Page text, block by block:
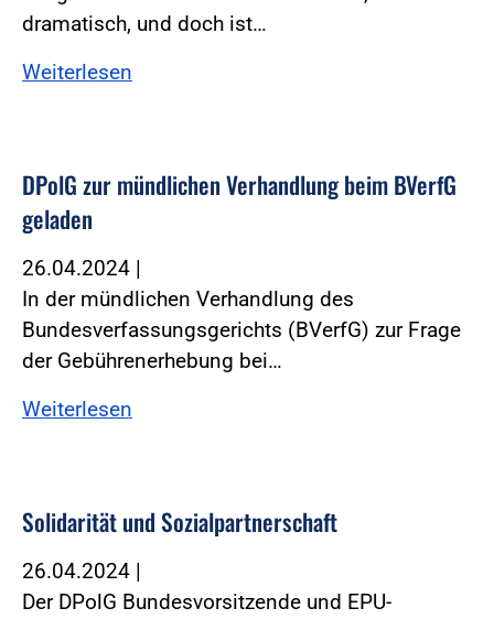
dramatisch, und doch ist…
Weiterlesen
DPolG zur mündlichen Verhandlung beim BVerfG
geladen
26.04.2024 |
In der mündlichen Verhandlung des
Bundesverfassungsgerichts (BVerfG) zur Frage
der Gebührenerhebung bei…
Weiterlesen
Solidarität und Sozialpartnerschaft
26.04.2024 |
Der DPolG Bundesvorsitzende und EPU-